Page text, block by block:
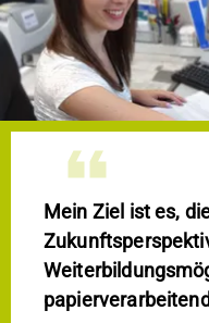
Mein Ziel ist es,